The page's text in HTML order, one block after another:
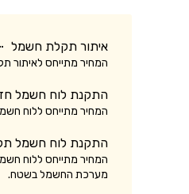
איתור תקלת חשמל
המחיר מתייחס לאיתור תקלת
התקנת לוח חשמל
המחיר מתייחס ללוח חשמל בסיסי הכולל מפסק
התקנת לוח חשמל
מערכת החשמל בשטח.